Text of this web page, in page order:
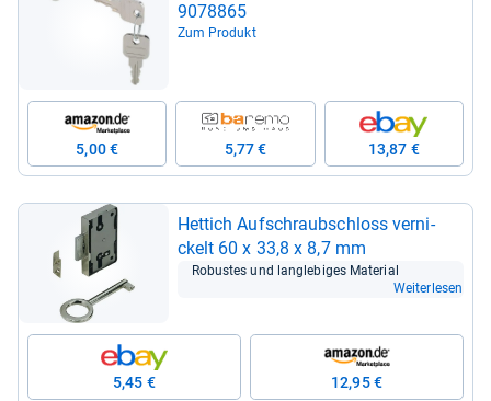
9078865
Zum Produkt
5,00 € 5,77 € 13,87 €
Het­tich Auf­schraub­schloss ver­ni­
ckelt 60 x 33,8 x 8,7 mm
Robus­tes und lang­le­bi­ges Mate­rial
Weiterlesen
5,45 € 12,95 €